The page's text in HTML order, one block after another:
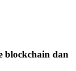
blockchain dan